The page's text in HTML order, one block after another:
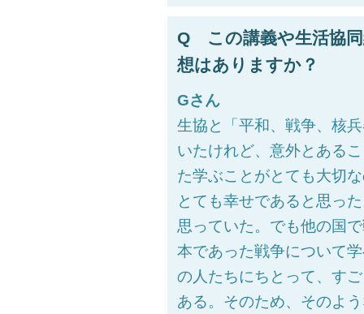
Q この講義や生活協同
想はありますか？
Gさん
生協と「平和、戦争、核
いたけれど、意外とある
た学ぶことがとても大切
とても幸せであると思っ
思っていた。でも他の国
本であった戦争について
の人たちにちとって、す
ある。そのため、そのよ